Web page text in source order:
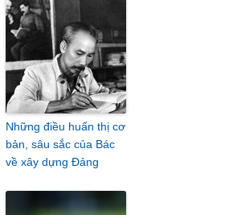
Những điều huấn thị cơ
bản, sâu sắc của Bác
về xây dựng Đảng